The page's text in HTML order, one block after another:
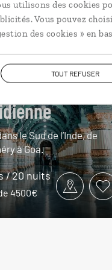
utilisons des cookies
Vous pouvez
des cookies » en
TOUT REFUSER
épopée
le Sud de l’Inde, de
à Goa.
/ 20 nuits
4500€